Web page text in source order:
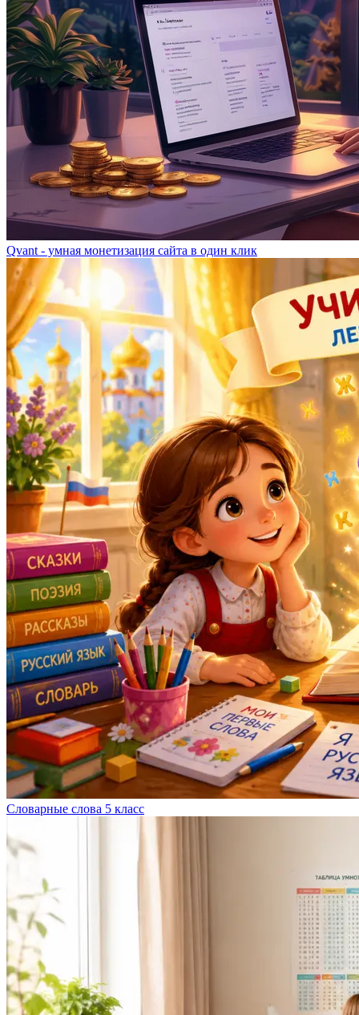
Qvant - умная монетизация сайта в один клик
Словарные слова 5 класс